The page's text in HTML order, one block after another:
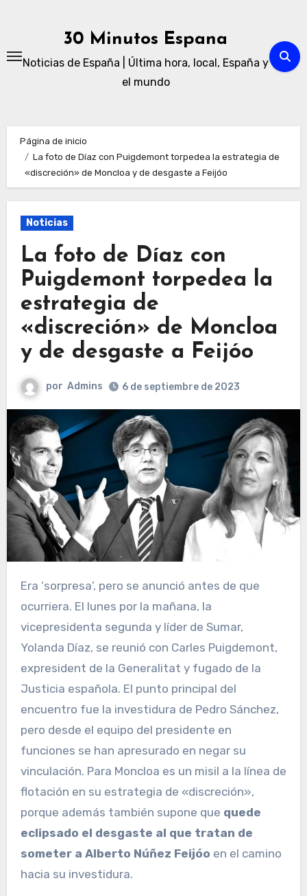
30 Minutos Espana
Noticias de España | Última hora, local, España y
el mundo
Página de inicio
La foto de Díaz con Puigdemont torpedea la estrategia de
«discreción» de Moncloa y de desgaste a Feijóo
Noticias
La foto de Díaz con
Puigdemont torpedea la
estrategia de
«discreción» de Moncloa
y de desgaste a Feijóo
por Admins 6 de septiembre de 2023
Era ‘sorpresa’, pero se anunció antes de que
ocurriera. El lunes por la mañana, la
vicepresidenta segunda y líder de Sumar,
Yolanda Díaz, se reunió con Carles Puigdemont,
expresident de la Generalitat y fugado de la
Justicia española. El punto principal del
encuentro fue la investidura de Pedro Sánchez,
pero desde el equipo del presidente en
funciones se han apresurado en negar su
vinculación. Para Moncloa es un misil a la línea de
flotación en su estrategia de «discreción»,
porque además también supone que quede
eclipsado el desgaste al que tratan de
someter a Alberto Núñez Feijóo en el camino
hacia su investidura.